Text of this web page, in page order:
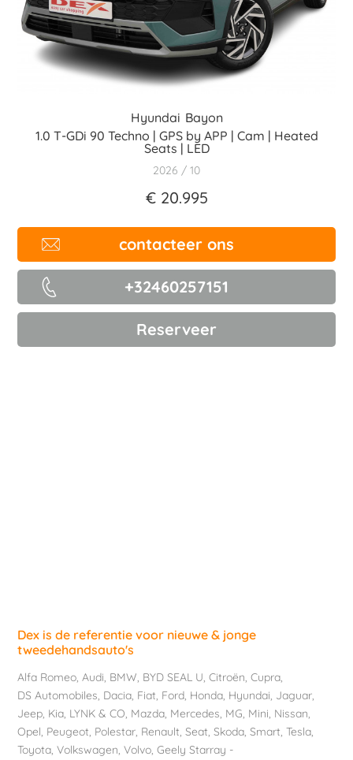
Hyundai Bayon
1.0 T-GDi 90 Techno | GPS by APP | Cam | Heated
Seats | LED
2026 10
€ 20.995
contacteer ons
+32460257151
Reserveer
Dex is de referentie voor nieuwe & jonge
tweedehandsauto's
Alfa Romeo,Audi, BMW, BYD SEAL U,Citroën,Cupra,
DS Automobiles, Dacia, Fiat, Ford, Honda, Hyundai, Jaguar,
Jeep, Kia, LYNK & CO, Mazda, Mercedes, MG, Mini, Nissan,
Opel, Peugeot, Polestar, Renault,Seat,Skoda,Smart,Tesla,
Toyota,Volkswagen,Volvo,Geely Starray -